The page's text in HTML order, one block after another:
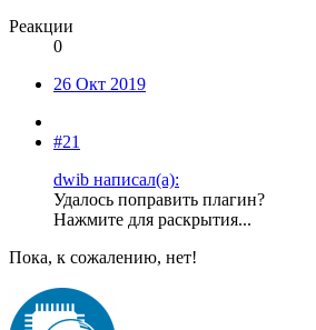
Реакции
0
26 Окт 2019
#21
dwib написал(а):
Удалось поправить плагин?
Нажмите для раскрытия...
Пока, к сожалению, нет!